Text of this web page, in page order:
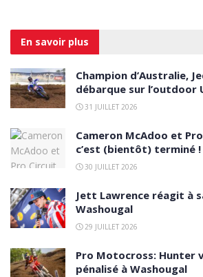
En savoir plus
Champion d’Australie,
débarque sur l’outdoor
31 JUILLET 2026
Cameron McAdoo et
c’est (bientôt) terminé !
30 JUILLET 2026
Jett Lawrence réagit à
Washougal
29 JUILLET 2026
Pro Motocross: Hunter
pénalisé à Washougal